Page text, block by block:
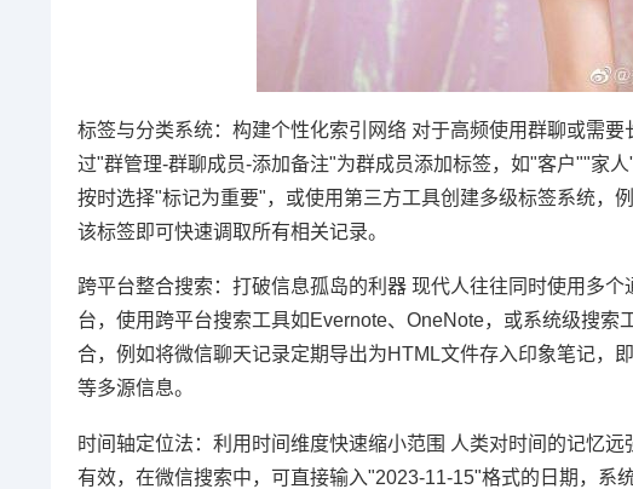
标签与分类系统：构建个性化索引网络 对于高频使用群聊或需
过"群管理-群聊成员-添加备注"为群成员添加标签，如"客户""
按时选择"标记为重要"，或使用第三方工具创建多级标签系统，
该标签即可快速调取所有相关记录。
跨平台整合搜索：打破信息孤岛的利器 现代人往往同时使用多
台，使用跨平台搜索工具如Evernote、OneNote，或系统级搜
合，例如将微信聊天记录定期导出为HTML文件存入印象笔记，
等多源信息。
时间轴定位法：利用时间维度快速缩小范围 人类对时间的记忆
有效，在微信搜索中，可直接输入"2023-11-15"格式的日期，系